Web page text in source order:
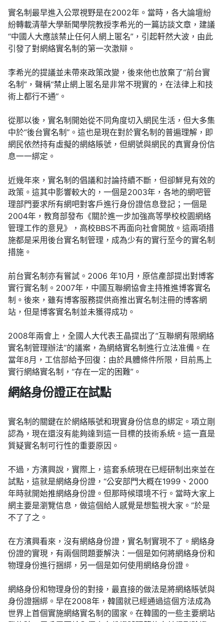
實名制最早進入公眾視野是在2002年。當時，各大論壇紛
紛轉載清華大學新聞學院教授李希光的一篇訪談文章，建議
“中國人大應該禁止任何人網上匿名”，引起軒然大波，由此
引發了對網絡實名制的第一次激辯。
李希光的提議並未帶來政策改變，後來他也放棄了“前台實
名制”，聲稱“禁止網上匿名是非常不現實的，在法律上和技
術上都行不通”。
從那以後，實名制開始從不同角度切入網民生活，但大多集
中於“後台實名制”。這也是現在對於實名制的普遍理解，即
網民依然持有虛擬的網絡賬號，但網號與網民的真實身份信
息一一綁定。
近幾年來，實名制的倡議和討論持續不斷，但卻鮮見有效的
政策。這其中影響較大的，一個是2003年，各地的網吧管
理部門要求所有網吧對客戶進行身份證信息登記；一個是
2004年，教育部發布《關於進一步加強高等學校校園網絡
管理工作的意見》，高校BBS不再面向社會開放。這兩項措
施都是采用後台實名制管理，成為少有的實行至今的實名制
措施。
前台實名制亦有嘗試。2006 年10月，原信產部提出對博客
實行實名制。2007年，中國互聯網協會主持推進博客實名
制。後來，雖有博客服務提供商推出實名制注冊的博客網
站，但是博客實名制並未獲得成功。
2008年兩會上，全國人大代表王晶提出了“互聯網有限網絡
實名制管理辦法”的議案，為網絡實名制進行立法准備。在
當年8月，工信部給予回復：由於具體條件所限，目前馬上
實行網絡實名制，“存在一定的困難”。
網絡身份證正在試點
實名制的關鍵在於網絡賬號和現實身份信息的綁定。項立剛
認為，現在還沒有能夠達到這一目標的技術系統。這一直是
質疑實名制可行性的重要原因。
不過，方濱興說，實際上，這套系統現在已經研制出來並在
試點，這就是網絡身份證，“公安部門大概在1999、2000
年時就開始推網絡身份證。但那時候環境不行。當時大家上
網主要是瀏覽信息，做這個給人感覺是想監視大家。”於是
不了了之。
在方濱興看來，沒有網絡身份證，實名制實現不了。網絡身
份證的實現，有兩個問題要解決：一個是如何將網絡身份和
物理身份進行捆綁，另一個是如何使用網絡身份證。
網絡身份和物理身份的對接，最直接的做法是將網絡賬號與
身份證捆綁。早在2008年，韓國就已經通過這個方法成為
世界上首個實施網絡實名制的國家。在韓國的一些主要網站